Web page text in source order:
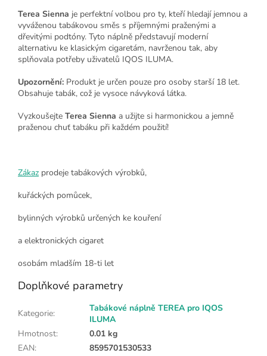
Terea Sienna je perfektní volbou pro ty, kteří hledají jemnou a
vyváženou tabákovou směs s příjemnými praženými a
dřevitými podtóny. Tyto náplně představují moderní
alternativu ke klasickým cigaretám, navrženou tak, aby
splňovala potřeby uživatelů IQOS ILUMA.
Upozornění: Produkt je určen pouze pro osoby starší 18 let.
Obsahuje tabák, což je vysoce návyková látka.
Vyzkoušejte Terea Sienna a užijte si harmonickou a jemně
praženou chuť tabáku při každém použití!
Zákaz prodeje tabákových výrobků,
kuřáckých pomůcek,
bylinných výrobků určených ke kouření
a elektronických cigaret
osobám mladším 18-ti let
Doplňkové parametry
Kategorie:
Tabákové náplně TEREA pro IQOS
ILUMA
Hmotnost:
0.01 kg
EAN:
8595701530533